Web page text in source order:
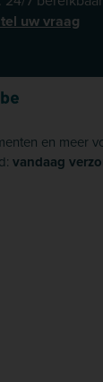
uw vraag
en meer
vandaag